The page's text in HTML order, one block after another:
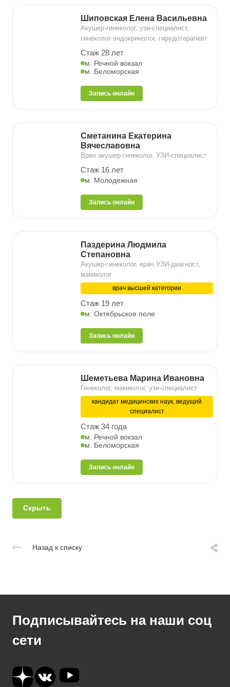
Шиповская Елена Васильевна
Акушер-гинеколог, узи-специалист,
гинеколог-эндокринолог, гирудотерапевт
Стаж 28 лет
м. Речной вокзал
м. Беломорская
Запись онлайн
Сметанина Екатерина
Вячеславовна
Врач акушер-гинеколог, УЗИ-специалист
Стаж 16 лет
м. Молодежная
Запись онлайн
Паздерина Людмила
Степановна
Акушер-гинеколог, врач УЗИ-диагност,
маммолог
врач высшей категории
Стаж 19 лет
м. Октябрьское поле
Запись онлайн
Шеметьева Марина Ивановна
Гинеколог, маммолог, узи-специалист
кандидат медицинских наук, ведущий
специалист
Стаж 34 года
м. Речной вокзал
м. Беломорская
Запись онлайн
Скрыть
Назад к списку
Подписывайтесь на наши соц
сети